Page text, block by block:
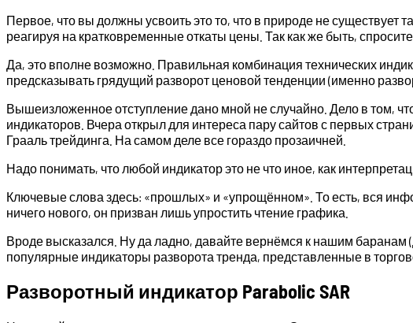
Первое, что вы должны усвоить это то, что в природе не существует
реагируя на кратковременные откаты цены. Так как же быть,
Да, это вполне возможно. Правильная комбинация технических
предсказывать грядущий разворот ценовой тенденции (именно
Вышеизложенное отступление дано мной не случайно. Дело в том,
индикаторов. Вчера открыл для интереса пару сайтов с первых
Грааль трейдинга. На самом деле все гораздо прозаичней.
Надо понимать, что любой индикатор это не что иное, как
Ключевые слова здесь: «прошлых» и «упрощённом». То есть, вся
ничего нового, он призван лишь упростить чтение графика.
Вроде высказался. Ну да ладно, давайте вернёмся к нашим
популярные индикаторы разворота тренда, представленные в
Разворотный индикатор Parabolic SAR